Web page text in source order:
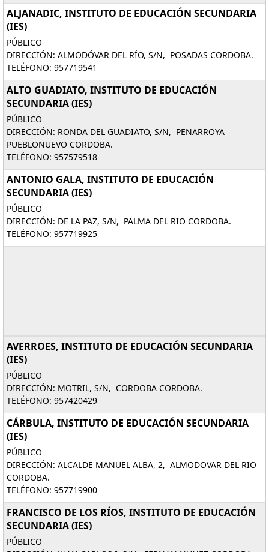
ALJANADIC, INSTITUTO DE EDUCACIÓN SECUNDARIA
(IES)
PÚBLICO
DIRECCIÓN: ALMODÓVAR DEL RÍO, S/N, POSADAS CORDOBA.
TELÉFONO: 957719541
ALTO GUADIATO, INSTITUTO DE EDUCACIÓN
SECUNDARIA (IES)
PÚBLICO
DIRECCIÓN: RONDA DEL GUADIATO, S/N, PENARROYA
PUEBLONUEVO CORDOBA.
TELÉFONO: 957579518
ANTONIO GALA, INSTITUTO DE EDUCACIÓN
SECUNDARIA (IES)
PÚBLICO
DIRECCIÓN: DE LA PAZ, S/N, PALMA DEL RIO CORDOBA.
TELÉFONO: 957719925
AVERROES, INSTITUTO DE EDUCACIÓN SECUNDARIA
(IES)
PÚBLICO
DIRECCIÓN: MOTRIL, S/N, CORDOBA CORDOBA.
TELÉFONO: 957420429
CÁRBULA, INSTITUTO DE EDUCACIÓN SECUNDARIA
(IES)
PÚBLICO
DIRECCIÓN: ALCALDE MANUEL ALBA, 2, ALMODOVAR DEL RIO
CORDOBA.
TELÉFONO: 957719900
FRANCISCO DE LOS RÍOS, INSTITUTO DE EDUCACIÓN
SECUNDARIA (IES)
PÚBLICO